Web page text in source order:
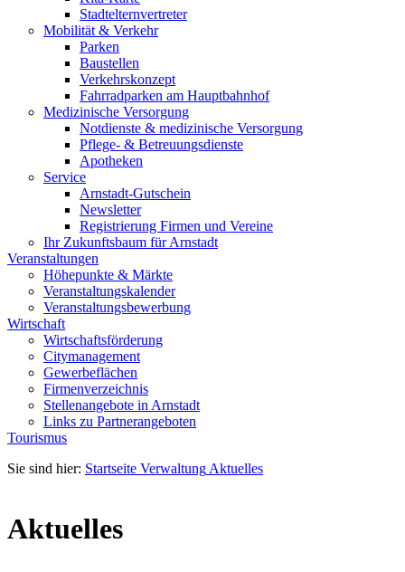
Stadtelternvertreter
Mobilität & Verkehr
Parken
Baustellen
Verkehrskonzept
Fahrradparken am Hauptbahnhof
Medizinische Versorgung
Notdienste & medizinische Versorgung
Pflege- & Betreuungsdienste
Apotheken
Service
Arnstadt-Gutschein
Newsletter
Registrierung Firmen und Vereine
Ihr Zukunftsbaum für Arnstadt
Veranstaltungen
Höhepunkte & Märkte
Veranstaltungskalender
Veranstaltungsbewerbung
Wirtschaft
Wirtschaftsförderung
Citymanagement
Gewerbeflächen
Firmenverzeichnis
Stellenangebote in Arnstadt
Links zu Partnerangeboten
Tourismus
Sie sind hier: Startseite Verwaltung Aktuelles
Aktuelles